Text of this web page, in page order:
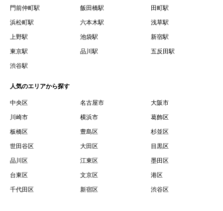
借契約書およびオプション注文書を意味します。
９.「契約期間開始日」とは、定期建物賃貸借契約（以下
「賃貸借契約」と言います）の開始日のことで、利用者の
賃借権が発生する日を意味します。
するために、選んだ物件を保留することを意味します。
１１.「予約情報」とは、物件を予約するために必要な当社
所定の情報を意味します。物件情報や期間、オプション等
１２.「キャンセル」とは、賃貸借契約締結後から契約期間
開始日前までに、利用者が賃貸借契約を解除することを意
味します。
１３.「中途解約」とは、賃貸借契約期間の途中で、利用者
門前仲町駅 飯田橋駅 田町駅
浜松町駅 六本木駅 浅草駅
上野駅 池袋駅 新宿駅
東京駅 品川駅 五反田駅
渋谷駅
人気のエリアから探す
中央区 名古屋市 大阪市
川崎市 横浜市 葛飾区
板橋区 豊島区 杉並区
世田谷区 大田区 目黒区
品川区 江東区 墨田区
台東区 文京区 港区
千代田区 新宿区 渋谷区